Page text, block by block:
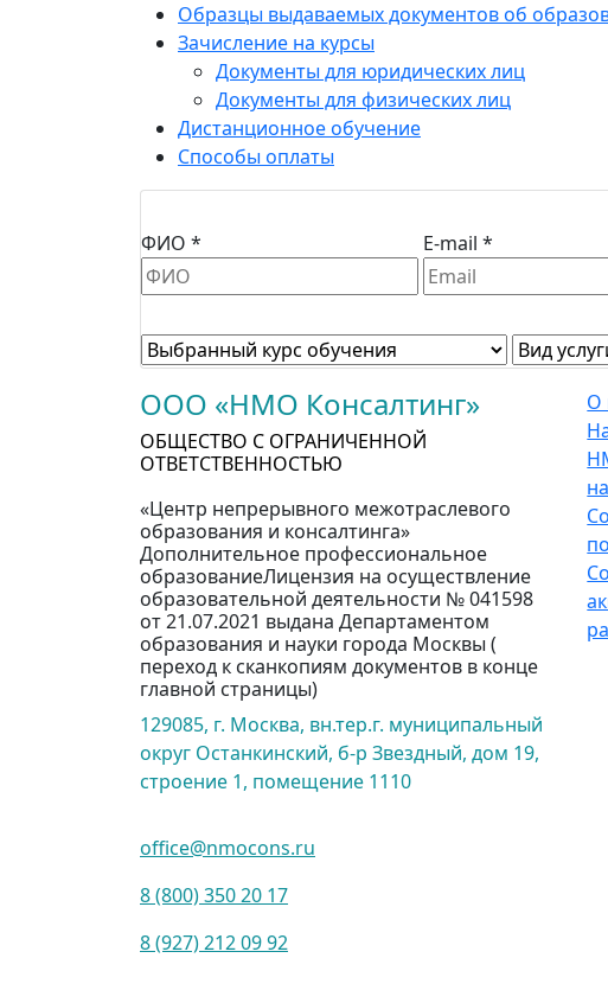
Образцы выдаваемых документов об
Зачисление на курсы
Документы для юридических лиц
Документы для физических лиц
Дистанционное обучение
Способы оплаты
ФИО *
E-mail *
ООО «НМО Консалтинг»
ОБЩЕСТВО С ОГРАНИЧЕННОЙ
ОТВЕТСТВЕННОСТЬЮ
«Центр непрерывного межотраслевого
образования и консалтинга»
Дополнительное профессиональное
образованиеЛицензия на осуществление
образовательной деятельности № 041598
от 21.07.2021 выдана Департаментом
образования и науки города Москвы (
переход к сканкопиям документов в конце
главной страницы)
129085, г. Москва, вн.тер.г. муниципальный
округ Останкинский, б-р Звездный, дом 19,
строение 1, помещение 1110
office@nmocons.ru
8 (800) 350 20 17
8 (927) 212 09 92
О